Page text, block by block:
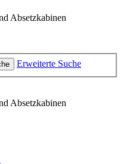
Absetzkabinen
Erweiterte Suche
Absetzkabinen